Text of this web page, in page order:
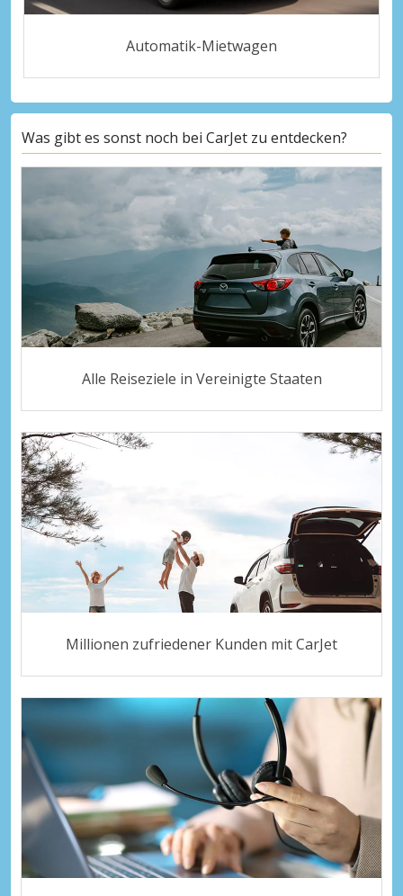
Automatik-Mietwagen
Was gibt es sonst noch bei CarJet zu entdecken?
Alle Reiseziele in Vereinigte Staaten
Millionen zufriedener Kunden mit CarJet